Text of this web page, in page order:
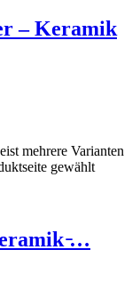
– Keramik
mehrere Varianten
gewählt
̵…